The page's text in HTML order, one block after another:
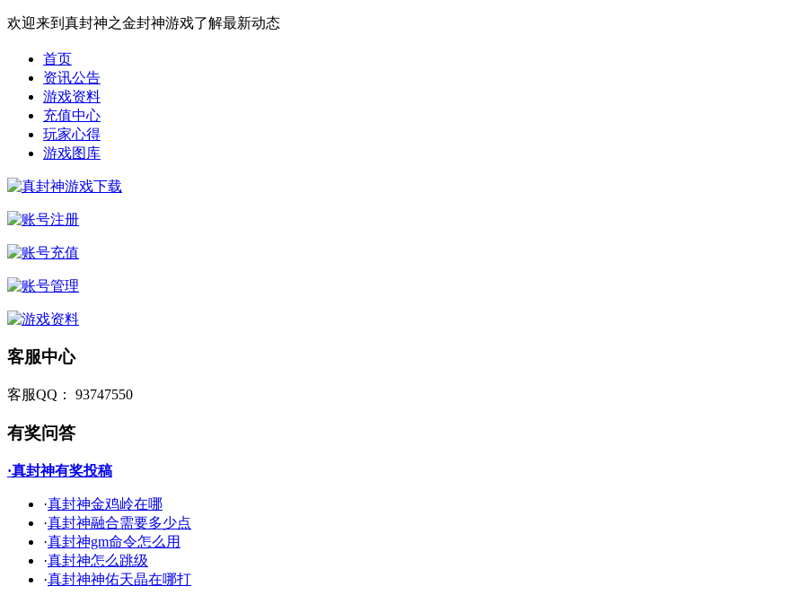
欢迎来到真封神之金封神游戏了解最新动态
首页
资讯公告
游戏资料
充值中心
玩家心得
游戏图库
客服中心
客服QQ： 93747550
有奖问答
·真封神有奖投稿
·真封神金鸡岭在哪
·真封神融合需要多少点
·真封神gm命令怎么用
·真封神怎么跳级
·真封神神佑天晶在哪打